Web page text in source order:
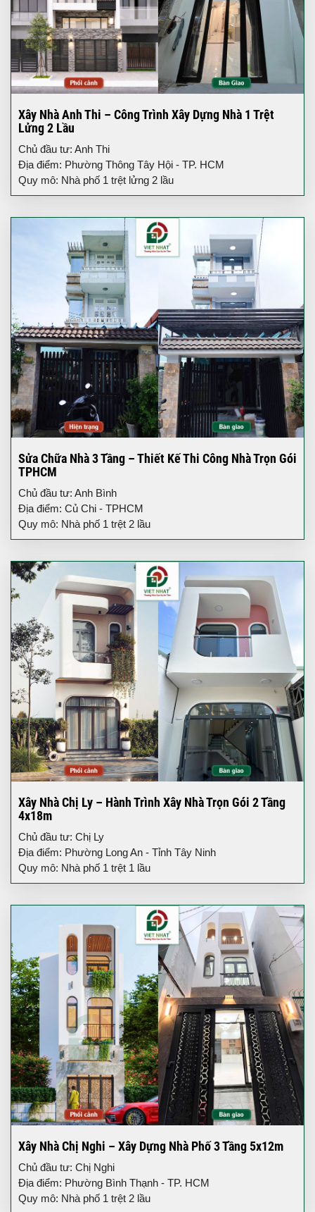
Xây Nhà Anh Thi – Công Trình Xây Dựng Nhà 1 Trệt
Lửng 2 Lầu
Chủ đầu tư: Anh Thi
Địa điểm: Phường Thông Tây Hội - TP. HCM
Quy mô: Nhà phố 1 trệt lửng 2 lầu
Sửa Chữa Nhà 3 Tầng – Thiết Kế Thi Công Nhà Trọn Gói
TPHCM
Chủ đầu tư: Anh Bình
Địa điểm: Củ Chi - TPHCM
Quy mô: Nhà phố 1 trệt 2 lầu
Xây Nhà Chị Ly – Hành Trình Xây Nhà Trọn Gói 2 Tầng
4x18m
Chủ đầu tư: Chị Ly
Địa điểm: Phường Long An - Tỉnh Tây Ninh
Quy mô: Nhà phố 1 trệt 1 lầu
Xây Nhà Chị Nghi – Xây Dựng Nhà Phố 3 Tầng 5x12m
Chủ đầu tư: Chị Nghi
Địa điểm: Phường Bình Thạnh - TP. HCM
Quy mô: Nhà phố 1 trệt 2 lầu